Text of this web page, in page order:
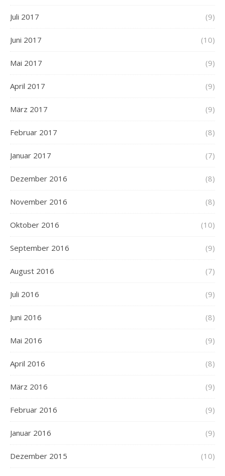
Juli 2017 (9)
Juni 2017 (10)
Mai 2017 (9)
April 2017 (9)
März 2017 (9)
Februar 2017 (8)
Januar 2017 (7)
Dezember 2016 (8)
November 2016 (8)
Oktober 2016 (10)
September 2016 (9)
August 2016 (7)
Juli 2016 (9)
Juni 2016 (8)
Mai 2016 (9)
April 2016 (8)
März 2016 (9)
Februar 2016 (9)
Januar 2016 (9)
Dezember 2015 (10)